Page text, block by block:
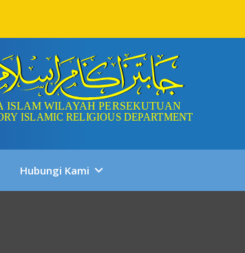
Hubungi Kami